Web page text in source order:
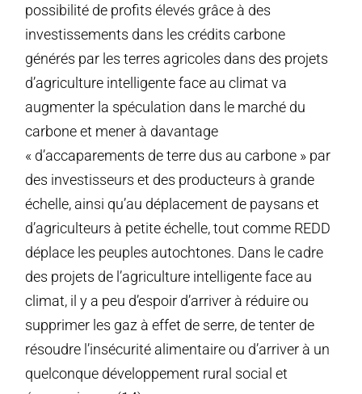
possibilité de profits élevés grâce à des
investissements dans les crédits carbone
générés par les terres agricoles dans des projets
d’agriculture intelligente face au climat va
augmenter la spéculation dans le marché du
carbone et mener à davantage
« d’accaparements de terre dus au carbone » par
des investisseurs et des producteurs à grande
échelle, ainsi qu’au déplacement de paysans et
d’agriculteurs à petite échelle, tout comme REDD
déplace les peuples autochtones. Dans le cadre
des projets de l’agriculture intelligente face au
climat, il y a peu d’espoir d’arriver à réduire ou
supprimer les gaz à effet de serre, de tenter de
résoudre l’insécurité alimentaire ou d’arriver à un
quelconque développement rural social et